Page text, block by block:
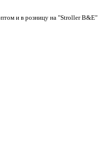
и в розницу на "Stroller B&E"